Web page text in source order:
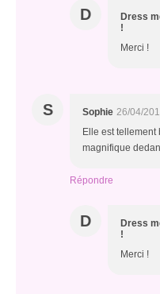
D
Dress
!
Merci !
S Sophie 26/04/
Elle est tellement
magnifique
Répondre
D
Dress
!
Merci !